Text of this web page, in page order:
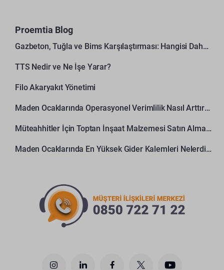
Proemtia Blog
Gazbeton, Tuğla ve Bims Karşılaştırması: Hangisi Daha Avantajlı?
TTS Nedir ve Ne İşe Yarar?
Filo Akaryakıt Yönetimi
Maden Ocaklarında Operasyonel Verimlilik Nasıl Arttırılır?
Müteahhitler İçin Toptan İnşaat Malzemesi Satın Alma Rehberi
Maden Ocaklarında En Yüksek Gider Kalemleri Nelerdir?